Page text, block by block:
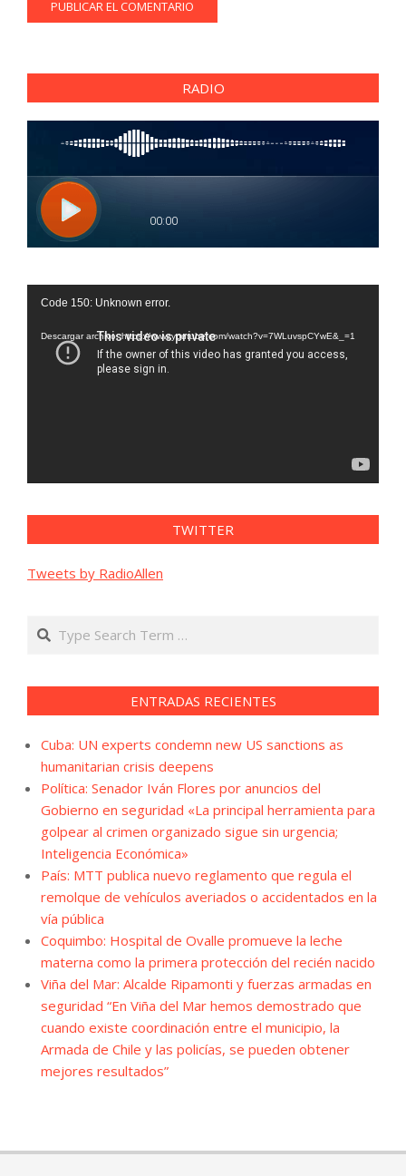
RADIO
Reproductor
vídeo
Code 150: Unknown error.
Descargar archivo: https://www.youtube.com/watch?v=7WLuvspCYwE&_=1
TWITTER
Tweets by RadioAllen
Search
ENTRADAS RECIENTES
Cuba: UN experts condemn new US sanctions as
humanitarian crisis deepens
Política: Senador Iván Flores por anuncios del
Gobierno en seguridad «La principal herramienta para
golpear al crimen organizado sigue sin urgencia;
Inteligencia Económica»
País: MTT publica nuevo reglamento que regula el
remolque de vehículos averiados o accidentados en la
vía pública
Coquimbo: Hospital de Ovalle promueve la leche
materna como la primera protección del recién nacido
Viña del Mar: Alcalde Ripamonti y fuerzas armadas en
seguridad “En Viña del Mar hemos demostrado que
cuando existe coordinación entre el municipio, la
Armada de Chile y las policías, se pueden obtener
mejores resultados”